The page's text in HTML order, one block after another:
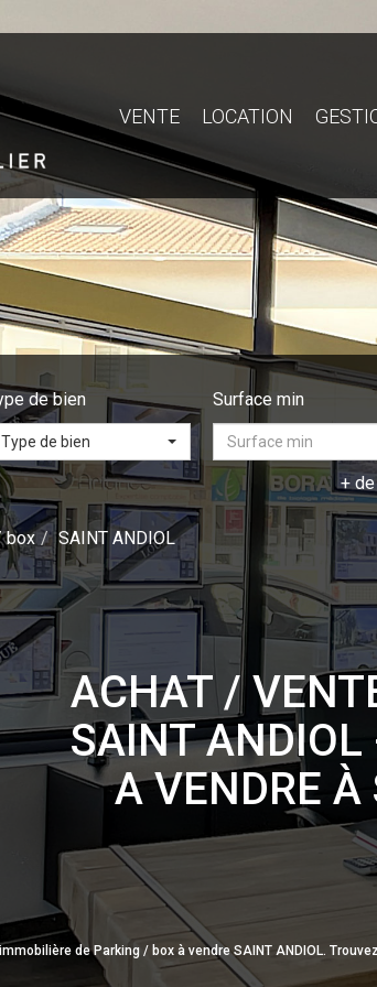
VENTE LOCATION
de bien
Type de bien
Surface min
+
box SAINT ANDIOL
ACHAT /
SAINT ANDIOL
A VENDRE
de Parking / box à vendre SAINT ANDIOL.